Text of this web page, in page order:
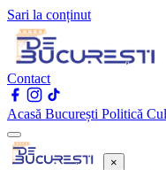
Sari la conținut
Contact
Acasă București Politică
×